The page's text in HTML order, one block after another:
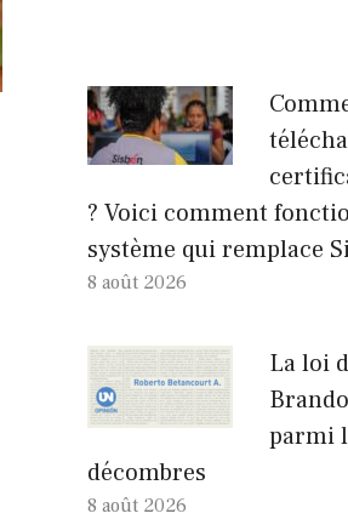
? Voici comment
système qui remplace
8 août 2026
La loi
parmi
décombres
8 août 2026